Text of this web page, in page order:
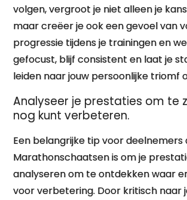
volgen, vergroot je niet alleen je
maar creëer je ook een gevoel van
progressie tijdens je trainingen en
gefocust, blijf consistent en laat je
leiden naar jouw persoonlijke triomf
Analyseer je prestaties om te
nog kunt verbeteren.
Een belangrijke tip voor deelnemers
Marathonschaatsen is om je
analyseren om te ontdekken waar
voor verbetering. Door kritisch naar